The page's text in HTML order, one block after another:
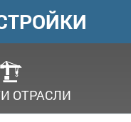
ОТРАСЛИ